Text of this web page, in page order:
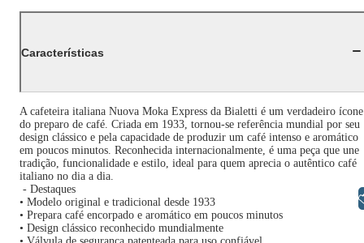
Características
A cafeteira italiana Nuova Moka Express da Bialetti é um verdadeiro ícone
do preparo de café. Criada em 1933, tornou-se referência mundial por seu
design clássico e pela capacidade de produzir um café intenso e aromático
em poucos minutos. Reconhecida internacionalmente, é uma peça que une
tradição, funcionalidade e estilo, ideal para quem aprecia o autêntico café
italiano no dia a dia.
- Destaques
• Modelo original e tradicional desde 1933
• Prepara café encorpado e aromático em poucos minutos
• Design clássico reconhecido mundialmente